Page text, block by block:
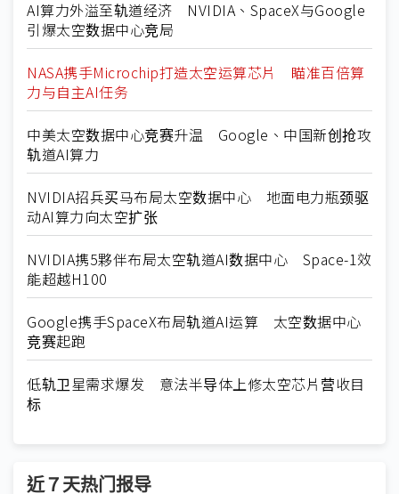
AI算力外溢至轨道经济 NVIDIA、SpaceX与Google
引爆太空数据中心竞局
NASA携手Microchip打造太空运算芯片 瞄准百倍算
力与自主AI任务
中美太空数据中心竞赛升温 Google、中国新创抢攻
轨道AI算力
NVIDIA招兵买马布局太空数据中心 地面电力瓶颈驱
动AI算力向太空扩张
NVIDIA携5夥伴布局太空轨道AI数据中心 Space-1效
能超越H100
Google携手SpaceX布局轨道AI运算 太空数据中心
竞赛起跑
低轨卫星需求爆发 意法半导体上修太空芯片营收目
标
近７天热门报导